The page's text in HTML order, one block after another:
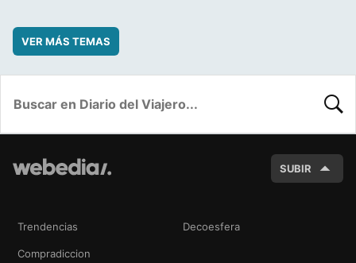
VER MÁS TEMAS
SUBIR
Trendencias Decoesfera
Compradiccion